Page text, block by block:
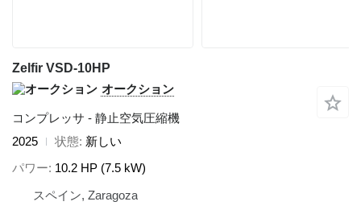
Zelfir VSD-10HP
オークション
コンプレッサ - 静止空気圧縮機
2025
状態 新しい
パワー 10.2 HP (7.5 kW)
スペイン, Zaragoza